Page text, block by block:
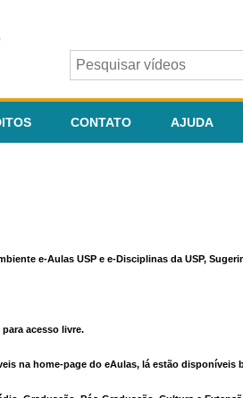
CONTATO AJUDA
e-Aulas USP e e-Disciplinas da USP,
acesso livre.
na home-page do eAulas, lá estão